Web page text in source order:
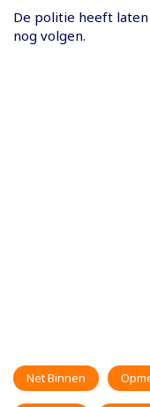
De politie heeft
nog volgen.
Net Binnen